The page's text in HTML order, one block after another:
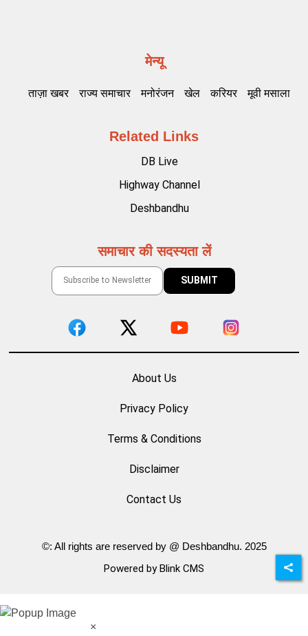
मेन्यू
ताज़ा खबर राज्य समाचार मनोरंजन खेल करियर मूवी मसाला
Related Links
DB Live
Highway Channel
Deshbandhu
समाचार की सदस्यता लें
About Us
Privacy Policy
Terms & Conditions
Disclaimer
Contact Us
©: All rights are reserved by @ Deshbandhu. 2025
Powered by Blink CMS
×